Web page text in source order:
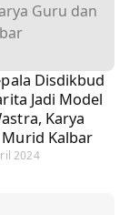
Disdikbud
Jadi Model
Karya
Kalbar
2024